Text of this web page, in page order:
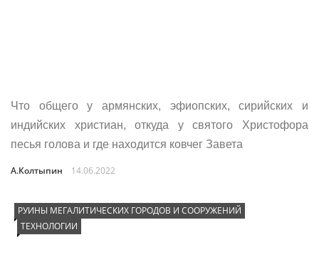
Что общего у армянских, эфиопских, сирийских и
индийских христиан, откуда у святого Христофора
песья голова и где находится ковчег Завета
А.Колтыпин 14.06.2022
РУИНЫ МЕГАЛИТИЧЕСКИХ ГОРОДОВ И СООРУЖЕНИЙ
ТЕХНОЛОГИИ